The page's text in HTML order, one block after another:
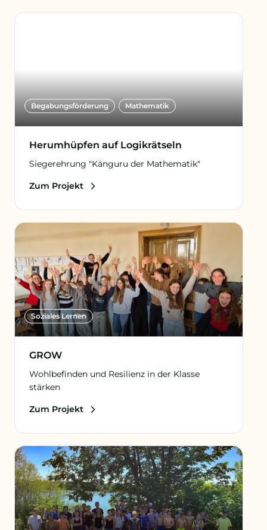
Begabungs­förderung Mathematik
Herumhüpfen auf Logikrätseln
Siegerehrung "Känguru der Mathematik"
Zum Projekt
Soziales Lernen
GROW
Wohlbefinden und Resilienz in der Klasse
stärken
Zum Projekt